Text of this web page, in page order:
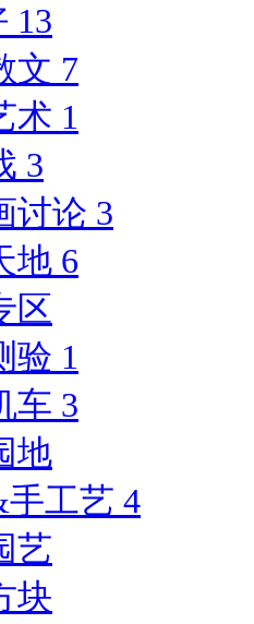
13
文 7
术 1
3
讨论 3
地 6
区
验 1
车 3
地
工艺 4
艺
块